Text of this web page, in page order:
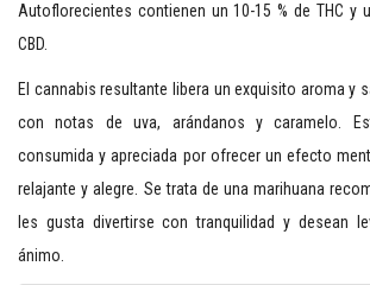
Autoflorecientes contienen un 10-15 % de THC y
CBD.
El cannabis resultante libera un exquisito aroma y
con notas de uva, arándanos y caramelo.
consumida y apreciada por ofrecer un efecto
relajante y alegre. Se trata de una marihuana
les gusta divertirse con tranquilidad y desean
ánimo.